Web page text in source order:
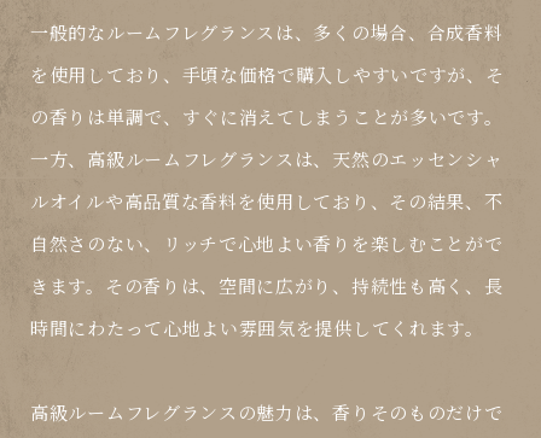
一般的なルームフレグランスは、多くの場合、合成香料
を使用しており、手頃な価格で購入しやすいですが、そ
の香りは単調で、すぐに消えてしまうことが多いです。
一方、高級ルームフレグランスは、天然のエッセンシャ
ルオイルや高品質な香料を使用しており、その結果、不
自然さのない、リッチで心地よい香りを楽しむことがで
きます。その香りは、空間に広がり、持続性も高く、長
時間にわたって心地よい雰囲気を提供してくれます。
高級ルームフレグランスの魅力は、香りそのものだけで